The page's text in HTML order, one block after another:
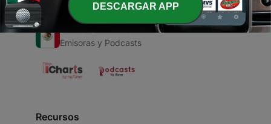
Emisoras y Podcasts
Recursos
DESCARGAR APP